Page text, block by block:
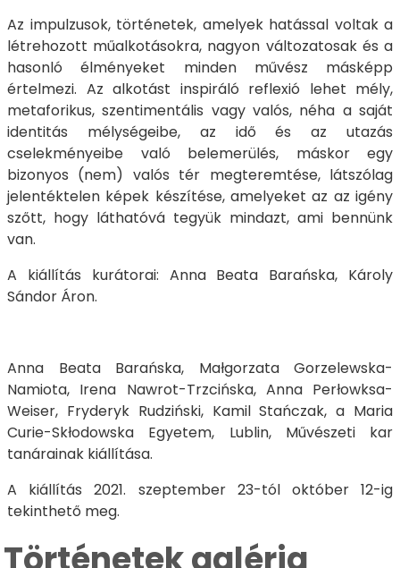
Az impulzusok, történetek, amelyek hatással voltak a
létrehozott műalkotásokra, nagyon változatosak és a
hasonló élményeket minden művész másképp
értelmezi. Az alkotást inspiráló reflexió lehet mély,
metaforikus, szentimentális vagy valós, néha a saját
identitás mélységeibe, az idő és az utazás
cselekményeibe való belemerülés, máskor egy
bizonyos (nem) valós tér megteremtése, látszólag
jelentéktelen képek készítése, amelyeket az az igény
szőtt, hogy láthatóvá tegyük mindazt, ami bennünk
van.
A kiállítás kurátorai: Anna Beata Barańska, Károly
Sándor Áron.
Anna Beata Barańska, Małgorzata Gorzelewska-
Namiota, Irena Nawrot-Trzcińska, Anna Perłowksa-
Weiser, Fryderyk Rudziński, Kamil Stańczak, a Maria
Curie-Skłodowska Egyetem, Lublin, Művészeti kar
tanárainak kiállítása.
A kiállítás 2021. szeptember 23-tól október 12-ig
tekinthető meg.